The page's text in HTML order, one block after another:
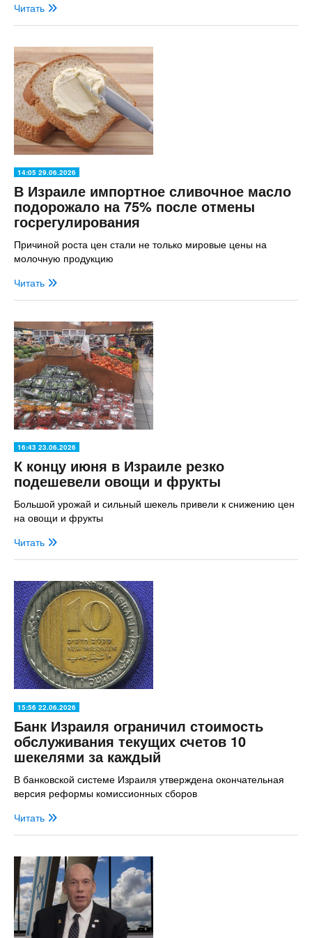
Читать
14:05 29.06.2026
В Израиле импортное сливочное масло
подорожало на 75% после отмены
госрегулирования
Причиной роста цен стали не только мировые цены на
молочную продукцию
Читать
16:43 23.06.2026
К концу июня в Израиле резко
подешевели овощи и фрукты
Большой урожай и сильный шекель привели к снижению цен
на овощи и фрукты
Читать
15:56 22.06.2026
Банк Израиля ограничил стоимость
обслуживания текущих счетов 10
шекелями за каждый
В банковской системе Израиля утверждена окончательная
версия реформы комиссионных сборов
Читать